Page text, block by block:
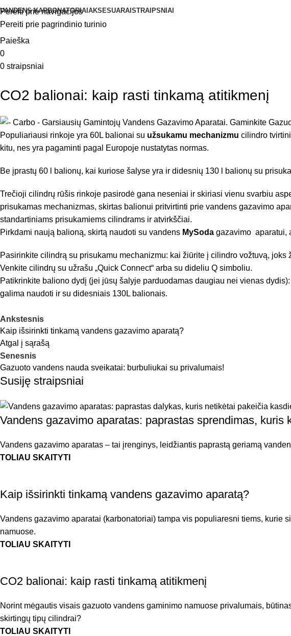
Pereiti prie navigacijos
Pereiti prie pagrindinio turinio
VANDENS KARBONATORIAI AKSESUARAI STRAIPSNIAI
Paieška
0
0 straipsniai
CO2 balionai: kaip rasti tinkamą atitikmenį
Populiariausi rinkoje yra 60L balionai su užsukamu mechanizmu cilindro
kitu, nes yra pagaminti pagal Europoje nustatytas normas.
Be įprastų 60 l balionų, kai kuriose šalyse yra ir didesnių 130 l balionų su
Trečioji cilindrų rūšis rinkoje pasirodė gana neseniai ir skiriasi vienu svarbiu
prisukamas mechanizmas, skirtas balionui pritvirtinti prie vandens gazavimo
standartiniams prisukamiems cilindrams ir atvirkščiai.
Pirkdami naują balioną, skirtą naudoti su vandens MySoda gazavimo aparatui,
Pasirinkite cilindrą su prisukamu mechanizmu: kai žiūrite į cilindro vožtuvą, joks
Venkite cilindrų su užrašu „Quick Connect“ arba su dideliu Q simboliu.
Patikrinkite baliono dydį (jei jūsų šalyje parduodamas daugiau nei vienas
galima naudoti ir su didesniais 130L balionais.
Ankstesnis
Kaip išsirinkti tinkamą vandens gazavimo aparatą?
Atgal į sąrašą
Senesnis
Gazuoto vandens nauda sveikatai: burbuliukai su privalumais!
Susiję straipsniai
Vandens gazavimo aparatas: paprastas sprendimas, kuris
Vandens gazavimo aparatas – tai įrenginys, leidžiantis paprastą geriamą
TOLIAU SKAITYTI
Kaip išsirinkti tinkamą vandens gazavimo aparatą?
Vandens gazavimo aparatai (karbonatoriai) tampa vis populiaresni tiems,
namuose.
TOLIAU SKAITYTI
CO2 balionai: kaip rasti tinkamą atitikmenį
Norint mėgautis visais gazuoto vandens gaminimo namuose privalumais,
skirtingų tipų cilindrai?
TOLIAU SKAITYTI